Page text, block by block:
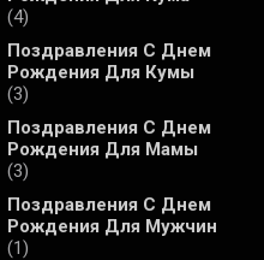
(4)
Поздравления С Днем
Рождения Для Кумы
(3)
Поздравления С Днем
Рождения Для Мамы
(3)
Поздравления С Днем
Рождения Для Мужчин
(1)